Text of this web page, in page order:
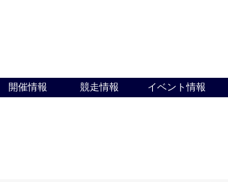
開催情報 競走情報 イベント情報